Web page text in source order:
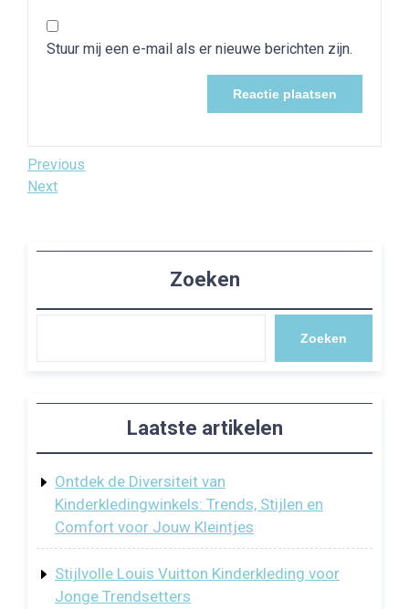
Stuur mij een e-mail als er nieuwe berichten zijn.
Bericht
navigatie
Previous
Post
Previous
Next
Next
Zoeken
Zoeken
Laatste artikelen
Ontdek de Diversiteit van
Kinderkledingwinkels: Trends, Stijlen en
Comfort voor Jouw Kleintjes
Stijlvolle Louis Vuitton Kinderkleding voor
Jonge Trendsetters